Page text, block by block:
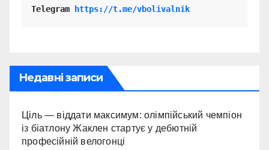
Telegram https://t.me/vbolivalnik
Недавні записи
Ціль — віддати максимум: олімпійський чемпіон
із біатлону Жаклен стартує у дебютній
професійній велогонці